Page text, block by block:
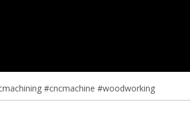
#cncmachine #woodworking